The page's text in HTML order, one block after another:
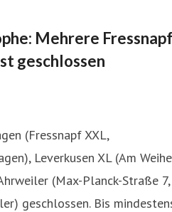
Mehrere
geschlossen
(Fressnapf XXL,
Leverkusen XL (Am
(Max-Planck-Straße 7,
geschlossen. Bis